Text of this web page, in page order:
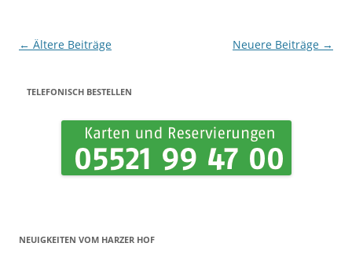
Beitrags-Navigation
← Ältere Beiträge Neuere Beiträge →
TELEFONISCH BESTELLEN
NEUIGKEITEN VOM HARZER HOF